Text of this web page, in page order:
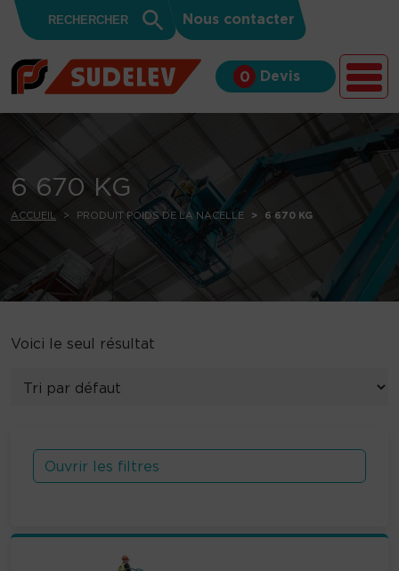
Skip to content
for:
Search
Button
Nous contacter
0 Devis
6 670 KG
ACCUEIL PRODUIT POIDS DE LA NACELLE 6 670 KG
Voici le seul résultat
Ouvrir les filtres